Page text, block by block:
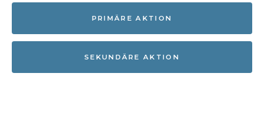
PRIMÄRE AKTION
SEKUNDÄRE AKTION